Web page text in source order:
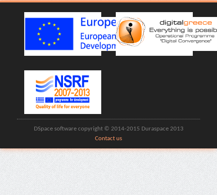
DSpace software copyright © 2014-2015 Duraspace 2013
Contact us